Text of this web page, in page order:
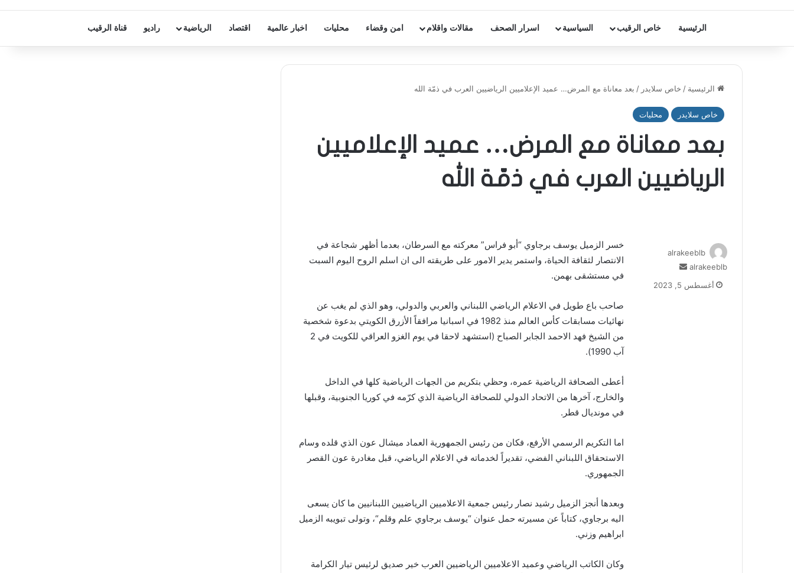
الرئيسية خاص الرقيب السياسية اسرار الصحف مقالات واقلام امن وقضاء محليات اخبار عالمية اقتصاد الرياضية راديو قناة الرقيب
الرئيسية / خاص سلايدر / بعد معاناة مع المرض… عميد الإعلاميين الرياضيين العرب في ذمّة الله
خاص سلايدر محليات
بعد معاناة مع المرض… عميد الإعلاميين
الرياضيين العرب في ذمّة الله
خسر الزميل يوسف برجاوي “أبو فراس” معركته مع السرطان، بعدما أظهر شجاعة في
الانتصار لثقافة الحياة، واستمر يدير الامور على طريقته الى ان اسلم الروح اليوم السبت
في مستشقى بهمن.
صاحب باع طويل في الاعلام الرياضي اللبناني والعربي والدولي، وهو الذي لم يغب عن
نهائيات مسابقات كأس العالم منذ 1982 في اسبانيا مرافقاً الأزرق الكويتي بدعوة شخصية
من الشيخ فهد الاحمد الجابر الصباح (استشهد لاحقا في يوم الغزو العراقي للكويت في 2
آب 1990
).
أعطى الصحافة الرياضية عمره، وحظي بتكريم من الجهات الرياضية كلها في الداخل
والخارج، آخرها من الاتحاد الدولي للصحافة الرياضية الذي كرّمه في كوريا الجنوبية، وقبلها
في مونديال قطر .
اما التكريم الرسمي الأرفع، فكان من رئيس الجمهورية العماد ميشال عون الذي قلده وسام
الاستحقاق اللبناني الفضي، تقديراً لخدماته في الاعلام الرياضي، قبل مغادرة عون القصر
الجمهوري.
وبعدها أنجز الزميل رشيد نصار رئيس جمعية الاعلاميين الرياضيين اللبنانيين ما كان يسعى
اليه برجاوي، كتاباً عن مسيرته حمل عنوان “يوسف برجاوي علم وقلم“، وتولى تبويبه الزميل
ابراهيم وزني.
وكان الكاتب الرياضي وعميد الاعلاميين الرياضيين العرب خير صديق لرئيس تيار الكرامة
alrakeeblb
alrakeeblb
س
أغسطس 5, 2023